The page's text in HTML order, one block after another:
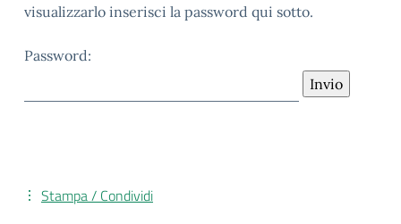
visualizzarlo inserisci la password qui sotto.
Password:
Stampa / Condividi